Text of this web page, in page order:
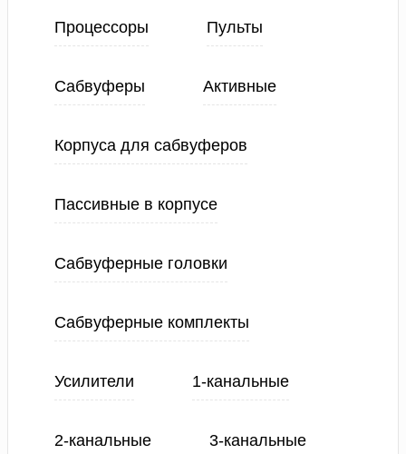
Процессоры Пульты
Сабвуферы Активные
Корпуса для сабвуферов
Пассивные в корпусе
Сабвуферные головки
Сабвуферные комплекты
Усилители 1-канальные
2-канальные 3-канальные